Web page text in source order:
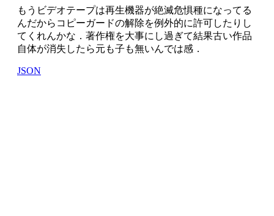
もうビデオテープは再生機器が絶滅危惧種になってる
んだからコピーガードの解除を例外的に許可したりし
てくれんかな．著作権を大事にし過ぎて結果古い作品
自体が消失したら元も子も無いんでは感．
JSON